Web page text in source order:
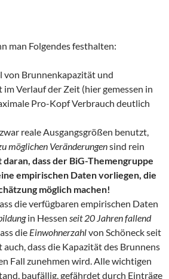
man Folgendes festhalten:
von Brunnenkapazität und
Verlauf der Zeit (hier gemessen in
Pro-Kopf Verbrauch deutlich
reale Ausgangsgrößen benutzt,
möglichen Veränderungensind rein
daran, dass der BiG-Themengruppe
empirischen Daten vorliegen, die
möglich machen!
die verfügbaren empirischen Daten
in Hessen seit 20 Jahren fallend
die Einwohnerzahlvon Schöneck seit
auch, dass die Kapazität des Brunnens
Fall zunehmen wird. Alle wichtigen
baufällig, gefährdet durch Einträge